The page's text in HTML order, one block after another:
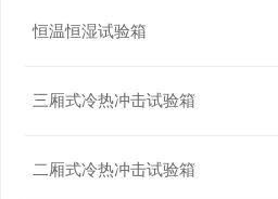
恒温恒湿试验箱
三厢式冷热冲击试验箱
二厢式冷热冲击试验箱